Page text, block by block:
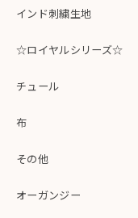
インド刺繍生地
☆ロイヤルシリーズ☆
チュール
布
その他
オーガンジー